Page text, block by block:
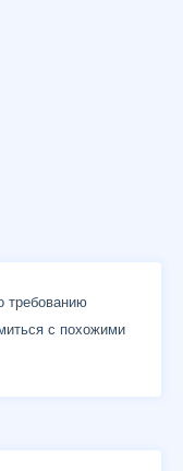
требованию
с похожими